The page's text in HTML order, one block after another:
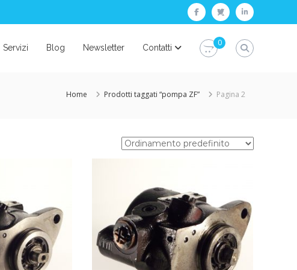
facebooktwitterlinkedin
Servizi Blog Newsletter Contatti
0
Home Prodotti taggati “pompa ZF” Pagina 2